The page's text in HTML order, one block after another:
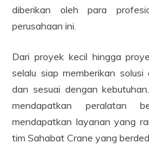
diberikan oleh para
perusahaan ini.
Dari proyek kecil hingga
selalu siap memberikan
dan sesuai dengan
mendapatkan peralatan
mendapatkan layanan yang
tim Sahabat Crane yang